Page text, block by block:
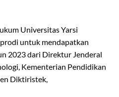
Universitas Yarsi
untuk mendapatkan
2023 dari Direktur Jenderal
Kementerian Pendidikan
Diktiristek,